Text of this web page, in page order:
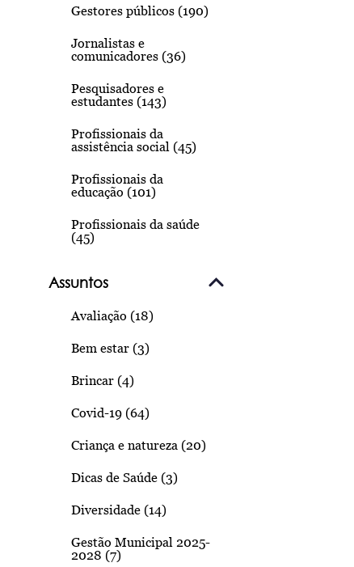
Gestores públicos (190)
Jornalistas e
comunicadores (36)
Pesquisadores e
estudantes (143)
Profissionais da
assistência social (45)
Profissionais da
educação (101)
Profissionais da saúde
(45)
Assuntos
Avaliação (18)
Bem estar (3)
Brincar (4)
Covid-19 (64)
Criança e natureza (20)
Dicas de Saúde (3)
Diversidade (14)
Gestão Municipal 2025-
2028 (7)